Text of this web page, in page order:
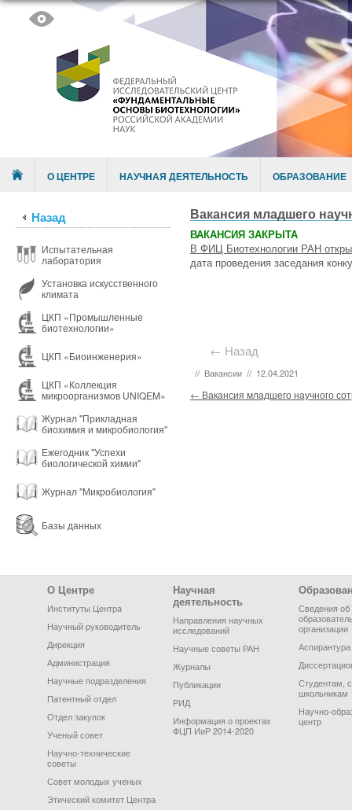
Menu О ЦЕНТРЕ НАУЧНАЯ ДЕЯТЕЛЬНОСТЬ ОБРАЗОВАНИЕ
Назад
Испытательная
лаборатория
Установка искусственного
климата
ЦКП «Промышленные
биотехнологии»
ЦКП «Биоинженерия»
ЦКП «Коллекция
микроорганизмов UNIQEM»
Журнал "Прикладная
биохимия и микробиология"
Ежегодник "Успехи
биологической химии"
Журнал "Микробиология"
Базы данных
Вакансия младшего
ВАКАНСИЯ ЗАКРЫТА
В ФИЦ Биотехнологии РАН
дата проведения заседания
← Назад
// Вакансии // 12.04.2021
Post navigation
← Вакансия младшего научного
Footer Menu
О Центре
Институты Центра
Научный руководитель
Дирекция
Администрация
Научные подразделения
Патентный отдел
Отдел закупок
Ученый совет
Научно-технические
советы
Совет молодых ученых
Этический комитет Центра
Научная
деятельность
Направления научных
исследований
Научные советы РАН
Журналы
Публикации
РИД
Информация о проектах
ФЦП ИиР 2014-2020
Сведения об
организации
Аспирантура
Студентам,
школьникам
Научно-
центр